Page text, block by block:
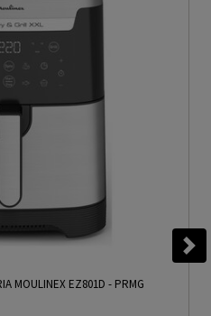
MOULINEX EZ801D - PRMG